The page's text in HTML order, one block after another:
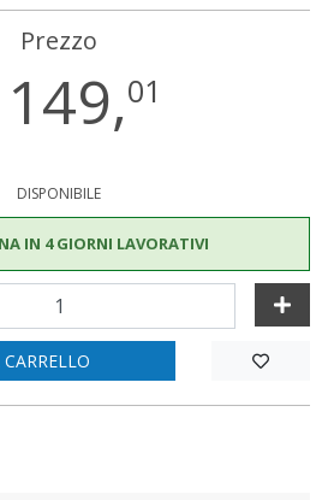
Prezzo
149,01
DISPONIBILE
IN 4 GIORNI LAVORATIVI